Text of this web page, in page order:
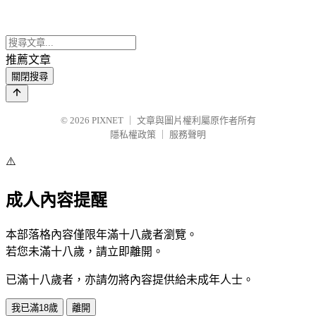
推薦文章
關閉搜尋
© 2026 PIXNET
文章與圖片權利屬原作者所有
隱私權政策
服務聲明
⚠️
成人內容提醒
本部落格內容僅限年滿十八歲者瀏覽。
若您未滿十八歲，請立即離開。
已滿十八歲者，亦請勿將內容提供給未成年人士。
我已滿18歲 離開